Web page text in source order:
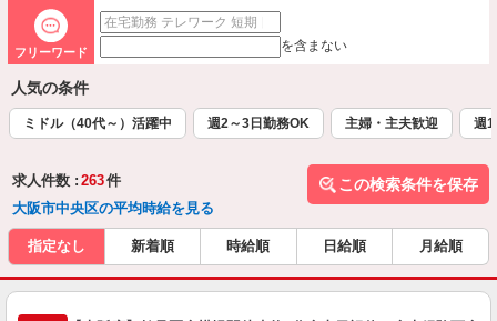
フリーワード を含まない
人気の条件
ミドル（40代～）活躍中 週2～3日勤務OK 主婦・主夫歓迎 週
求人件数 : 263件
大阪市中央区の平均時給を見る
この検索条件を保存
指定なし 新着順 時給順 日給順 月給順